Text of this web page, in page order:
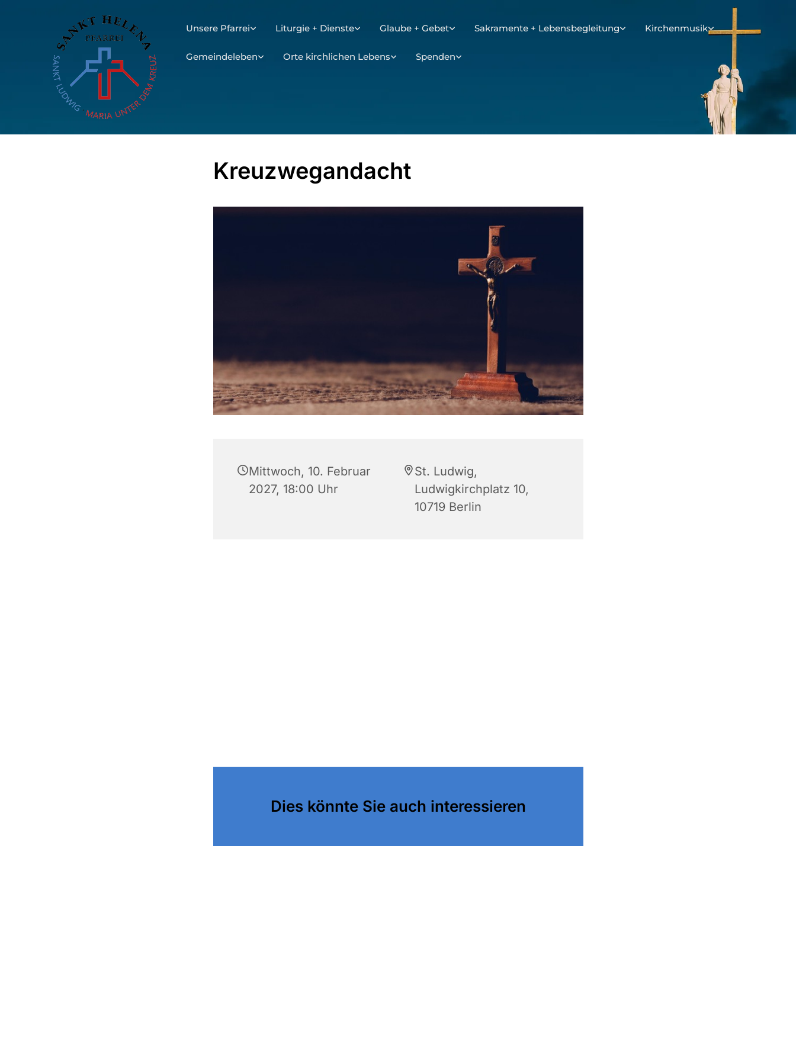
Unsere Pfarrei Liturgie + Dienste Glaube + Gebet Sakramente + Lebensbegleitung Kirchenmusik
Gemeindeleben Orte kirchlichen Lebens Spenden
Kreuzwegandacht
Mittwoch, 10. Februar
2027, 18:00 Uhr
St. Ludwig,
Ludwigkirchplatz 10,
10719 Berlin
Dies könnte Sie auch interessieren